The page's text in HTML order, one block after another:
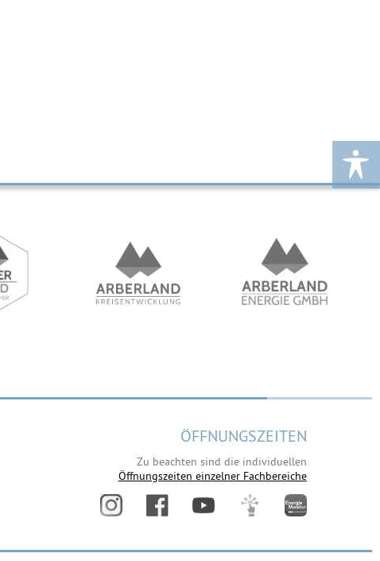
ÖFFNUNGSZEITEN
Zu beachten sind die individuellen
Öffnungszeiten einzelner Fachbereiche